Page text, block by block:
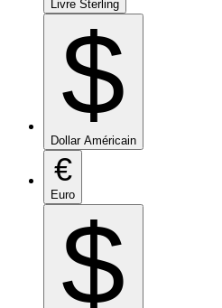
Livre Sterling
$
Dollar Américain
€
Euro
$